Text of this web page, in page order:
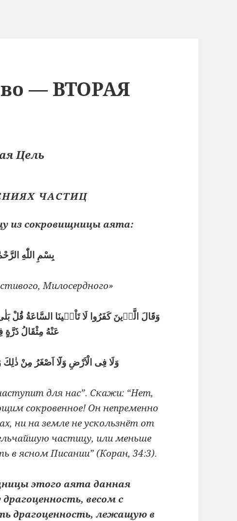
— ВТОРАЯ
Цель
ЧАСТИЦ
из сокровищницы аята:
بِسْمِ اللّٰهِ
Милосердного»
وَقَالَ الَّذٖينَ كَفَرُوا لَا تَاْتٖينَا السَّاعَةُ قُلْ
عَنْهُ مِثْقَالُ
وَلَا فِى الْاَرْضِ وَلَٓا اَصْغَرُ مِنْ
для нас”. Скажи: “Нет,
сокровенное! Он непременно
ни на земле не ускользнёт от
частицу, или меньше
в ясном Писании” (Коран, 34:3).
этого аята данная
весом с
драгоценность, лежащую в